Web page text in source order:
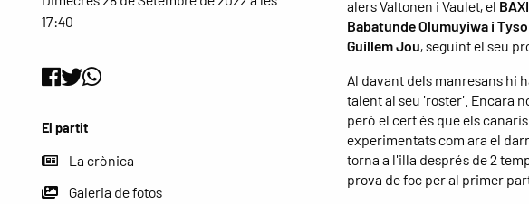
17:40
El partit
La crònica
Galeria de fotos
alers Valtonen i Vaulet, el
Babatunde Olumuyiwa i
Guillem Jou, seguint el seu
Al davant dels manresans hi
talent al seu 'roster'. Encara
però el cert és que els
experimentats com ara el
torna a l'illa després de 2
prova de foc per al primer